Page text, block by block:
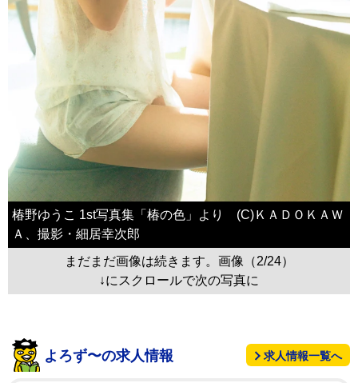
椿野ゆうこ 1st写真集「椿の色」より (C)ＫＡＤＯＫＡＷ
Ａ、撮影・細居幸次郎
まだまだ画像は続きます。画像（2/24）
↓にスクロールで次の写真に
よろず〜の求人情報 求人情報一覧へ